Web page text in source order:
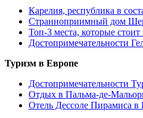
Карелия, республика в
Странноприимный дом
Топ-3 места, которые
Достопримечательности
Туризм в Европе
Достопримечательности
Отдых в Пальма-де-
Отель Дессоле Пирамиса в